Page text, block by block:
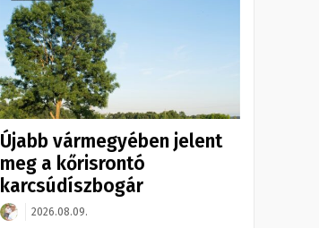
Újabb vármegyében jelent
meg a kőrisrontó
karcsúdíszbogár
2026.08.09.